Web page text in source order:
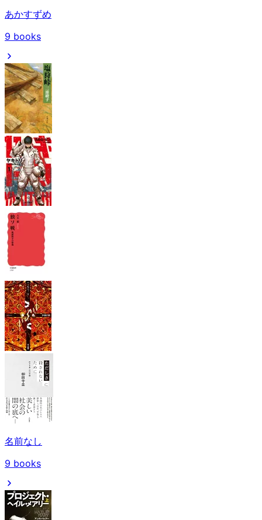
あかすずめ
9 books
名前なし
9 books